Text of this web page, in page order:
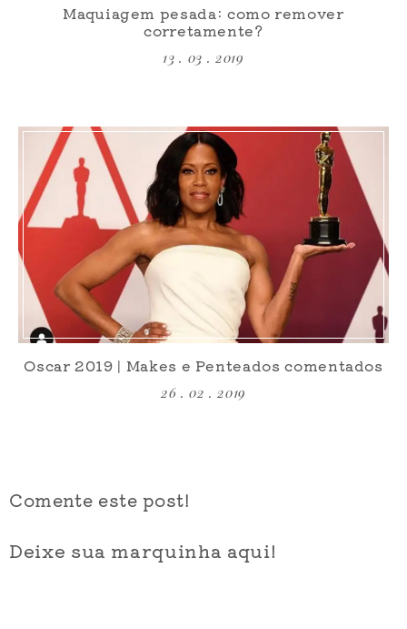
Maquiagem pesada: como remover
corretamente?
13 . 03 . 2019
Oscar 2019 | Makes e Penteados comentados
26 . 02 . 2019
Comente este post!
Deixe sua marquinha aqui!